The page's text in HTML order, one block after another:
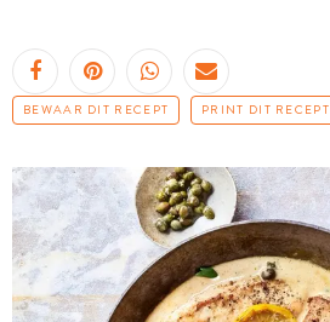
BEWAAR DIT RECEPT PRINT DIT RECEPT